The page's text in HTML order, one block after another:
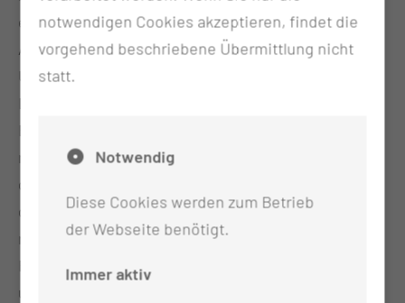
ermöglicht ein frühzeitiges Training von
Alltagsfähigkeiten, auch wenn noch medizinische
Überwachung und Behandlung notwendig sind.
Dabei werden Übungstherapien engmaschig im
Behandlungsteam abgesprochen, teilweise von
mehreren Berufsgruppen in Zusammenarbeit
durchgeführt und laufend an die Belastbarkeit und
die Fortschritte des Patienten angepasst. In der
neurologisch-neurochirurgischen
Frührehabilitation werden vor allem Patientinnen
und Patienten mit schweren Erkrankungen des
notwendigen Cookies akzeptieren, findet die
vorgehend beschriebene Übermittlung nicht
statt.
Notwendig
Diese Cookies werden zum Betrieb
der Webseite benötigt.
Immer aktiv